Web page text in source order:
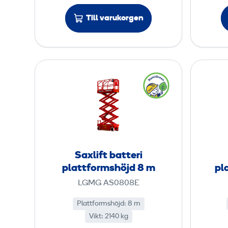
p
l
a
t
t
o
r
m
s
ö
j
d
7
,
Till varukorgen
a
x
l
i
t
t
e
Saxlift batteri
plattformshöjd 8 m
LGMG AS0808E
Plattformshöjd: 8 m
Vikt: 2140 kg